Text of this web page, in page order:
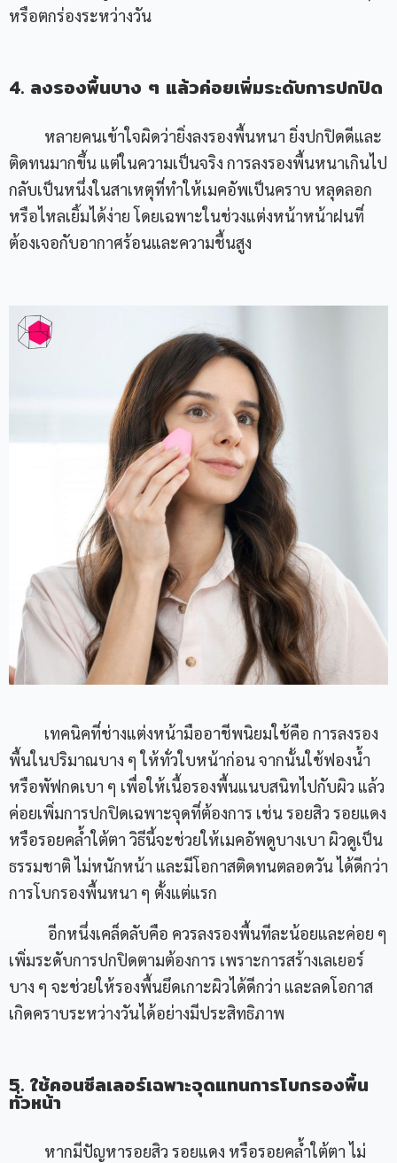
หรือตกร่องระหว่างวัน
4. ลงรองพื้นบาง ๆ แล้วค่อยเพิ่มระดับการปกปิด
หลายคนเข้าใจผิดว่ายิ่งลงรองพื้นหนา ยิ่งปกปิดดีและ
ติดทนมากขึ้น แต่ในความเป็นจริง การลงรองพื้นหนาเกินไป
กลับเป็นหนึ่งในสาเหตุที่ทำให้เมคอัพเป็นคราบ หลุดลอก
หรือไหลเยิ้มได้ง่าย โดยเฉพาะในช่วงแต่งหน้าหน้าฝนที่
ต้องเจอกับอากาศร้อนและความชื้นสูง
เทคนิคที่ช่างแต่งหน้ามืออาชีพนิยมใช้คือ การลงรอง
พื้นในปริมาณบาง ๆ ให้ทั่วใบหน้าก่อน จากนั้นใช้ฟองน้ำ
หรือพัฟกดเบา ๆ เพื่อให้เนื้อรองพื้นแนบสนิทไปกับผิว แล้ว
ค่อยเพิ่มการปกปิดเฉพาะจุดที่ต้องการ เช่น รอยสิว รอยแดง
หรือรอยคล้ำใต้ตา วิธีนี้จะช่วยให้เมคอัพดูบางเบา ผิวดูเป็น
ธรรมชาติ ไม่หนักหน้า และมีโอกาสติดทนตลอดวัน ได้ดีกว่า
การโบกรองพื้นหนา ๆ ตั้งแต่แรก
อีกหนึ่งเคล็ดลับคือ ควรลงรองพื้นทีละน้อยและค่อย ๆ
เพิ่มระดับการปกปิดตามต้องการ เพราะการสร้างเลเยอร์
บาง ๆ จะช่วยให้รองพื้นยึดเกาะผิวได้ดีกว่า และลดโอกาส
เกิดคราบระหว่างวันได้อย่างมีประสิทธิภาพ
5. ใช้คอนซีลเลอร์เฉพาะจุดแทนการโบกรองพื้น
ทั่วหน้า
หากมีปัญหารอยสิว รอยแดง หรือรอยคล้ำใต้ตา ไม่